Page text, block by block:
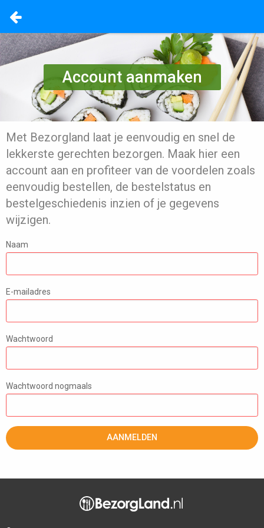
Account aanmaken
Met Bezorgland laat je eenvoudig en snel de
lekkerste gerechten bezorgen. Maak hier een
account aan en profiteer van de voordelen zoals
eenvoudig bestellen, de bestelstatus en
bestelgeschiedenis inzien of je gegevens
wijzigen.
Naam
E-mailadres
Wachtwoord
Wachtwoord nogmaals
AANMELDEN